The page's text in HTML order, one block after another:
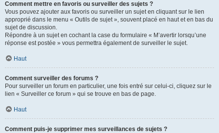
Comment mettre en favoris ou surveiller des sujets ?
Vous pouvez ajouter aux favoris ou surveiller un sujet en cliquant sur le lien
approprié dans le menu « Outils de sujet », souvent placé en haut et en bas du
sujet de discussion.
Répondre à un sujet en cochant la case du formulaire « M’avertir lorsqu’une
réponse est postée » vous permettra également de surveiller le sujet.
Haut
Comment surveiller des forums ?
Pour surveiller un forum en particulier, une fois entré sur celui-ci, cliquez sur le
lien « Surveiller ce forum » qui se trouve en bas de page.
Haut
Comment puis-je supprimer mes surveillances de sujets ?